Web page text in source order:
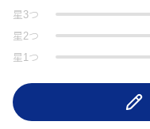
星 3つ
星 2つ
星 1つ